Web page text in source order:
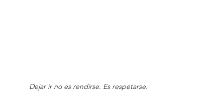
Dejar ir no es rendirse. Es respetarse.